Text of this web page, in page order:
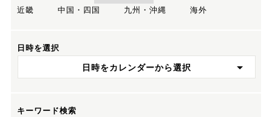
近畿
中国・四国 九州・沖縄 海外
日時を選択
日時をカレンダーから選択
キーワード検索